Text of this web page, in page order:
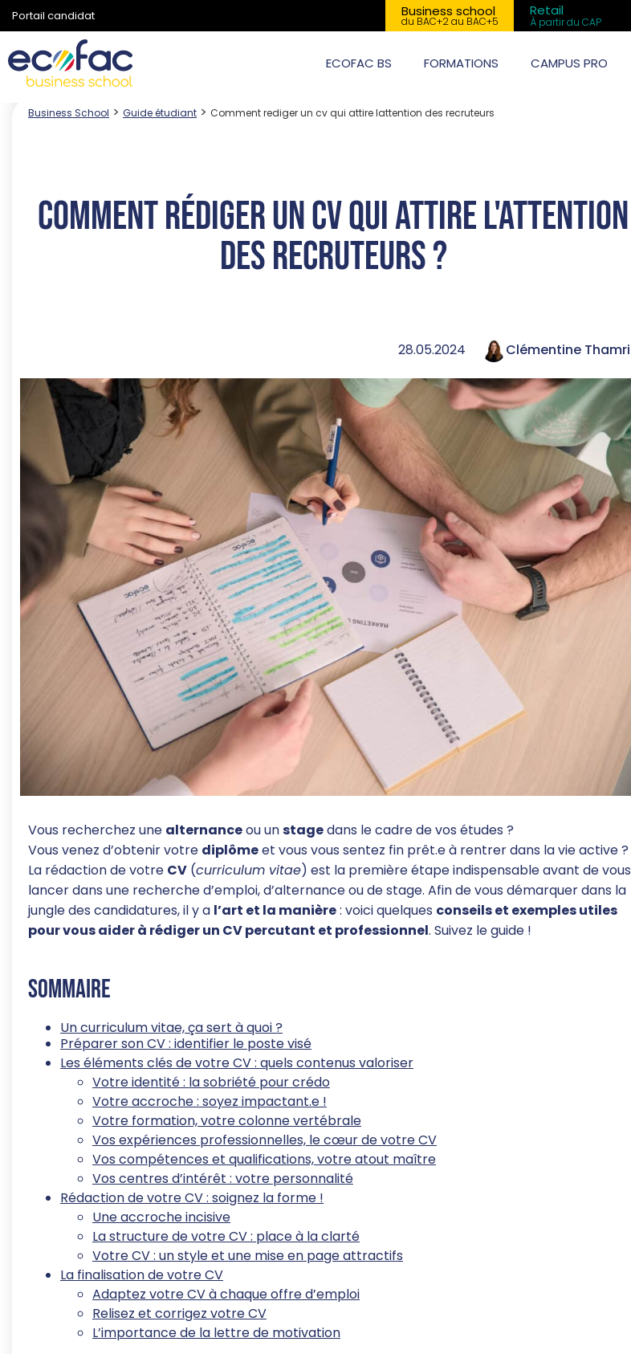
Portail candidat Business school
du BAC+2 au BAC+5
Retail
À partir du CAP
ECOFAC BS FORMATIONS CAMPUS PRO
Business School > Guide étudiant > Comment rediger un cv qui attire lattention des recruteurs
Comment rédiger un CV qui attire l'attention
des recruteurs ?
28.05.2024 Clémentine Thamri
Vous recherchez une alternanceou unstagedans le cadre de vos études ?
Vous venez d’obtenir votre diplômeet vous vous sentez fin prêt.e à rentrer dans la vie active ?
La rédaction de votre CV (curriculum vitae) est la première étape indispensable avant de vous
lancer dans une recherche d’emploi, d’alternance ou de stage. Afin de vous démarquer dans la
jungle des candidatures, il y a l’art et la manière: voici quelques conseils et exemples utiles
pour vous aider à rédiger un CV percutant et professionnel. Suivez le guide !
sommaire
Un curriculum vitae, ça sert à quoi ?
Préparer son CV : identifier le poste visé
Les éléments clés de votre CV : quels contenus valoriser
Votre identité : la sobriété pour crédo
Votre accroche : soyez impactant.e !
Votre formation, votre colonne vertébrale
Vos expériences professionnelles, le cœur de votre CV
Vos compétences et qualifications, votre atout maître
Vos centres d’intérêt : votre personnalité
Rédaction de votre CV : soignez la forme !
Une accroche incisive
La structure de votre CV : place à la clarté
Votre CV : un style et une mise en page attractifs
La finalisation de votre CV
Adaptez votre CV à chaque offre d’emploi
Relisez et corrigez votre CV
L’importance de la lettre de motivation